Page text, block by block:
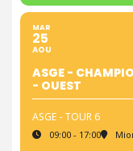
MAR
25
AOU
ASGE -
- OUEST
ASGE - TOUR 6
09:00 - 17:00